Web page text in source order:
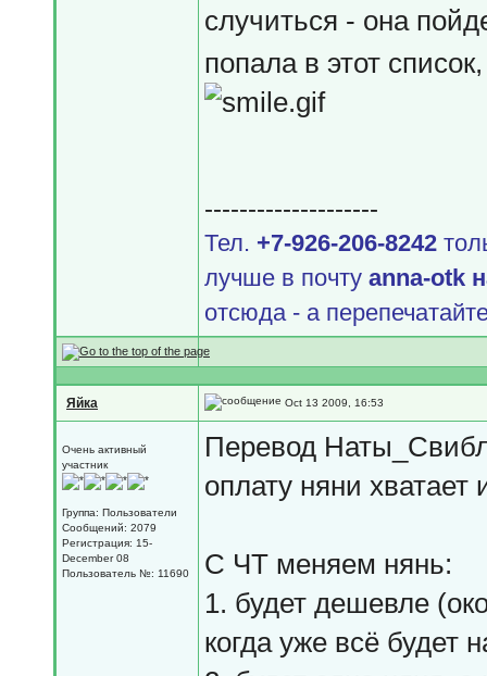
случиться - она
попала в этот
--------------------
Тел. +7-926-206-8242
лучше в почту аnnа-оtk
отсюда - а
Яйка Oct 13 2009, 16:53
Очень активный
участник
Группа: Пользователи
Сообщений: 2079
Регистрация: 15-
December 08
Пользователь №: 11690
Перевод
оплату няни
С ЧТ меняем нянь:
1. будет дешевле
когда уже всё будет